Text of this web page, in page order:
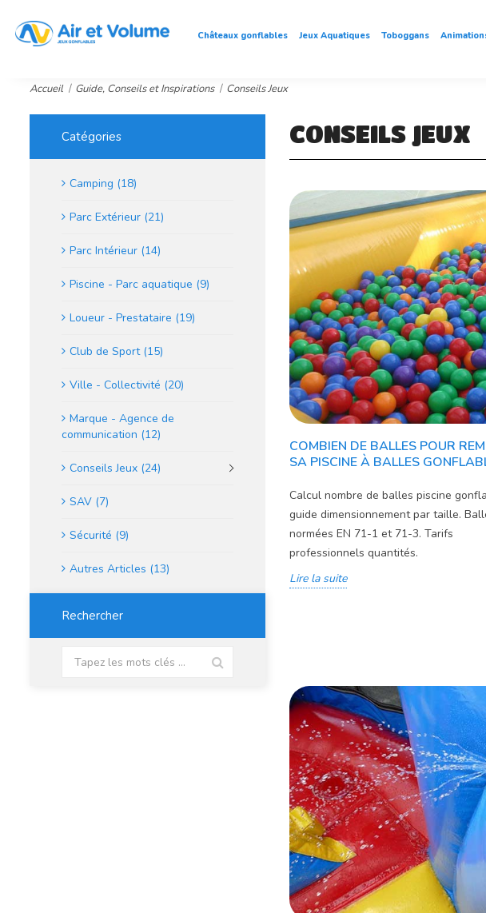
Châteaux gonflables Jeux Aquatiques Toboggans
Accueil Guide, Conseils et Inspirations Conseils Jeux
Catégories
Camping (18)
Parc Extérieur (21)
Parc Intérieur (14)
Piscine - Parc aquatique (9)
Loueur - Prestataire (19)
Club de Sport (15)
Ville - Collectivité (20)
Marque - Agence de
communication (12)
Conseils Jeux (24)
SAV (7)
Sécurité (9)
Autres Articles (13)
Rechercher
CONSEILS JEUX
COMBIEN DE BALLES POUR
SA PISCINE À BALLES
Calcul nombre de balles piscine
guide dimensionnement par taille.
normées EN 71-1 et 71-3. Tarifs
professionnels quantités.
Lire la suite